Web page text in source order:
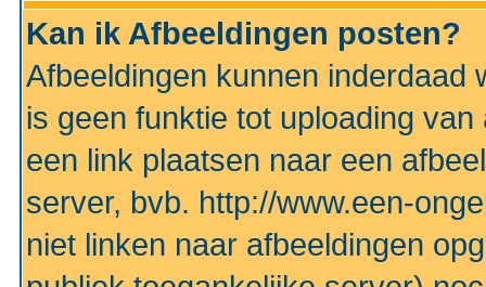
Kan ik Afbeeldingen posten?
Afbeeldingen kunnen inderdaad
is geen funktie tot uploading
een link plaatsen naar een
server, bvb. http://www.een-
niet linken naar afbeeldingen